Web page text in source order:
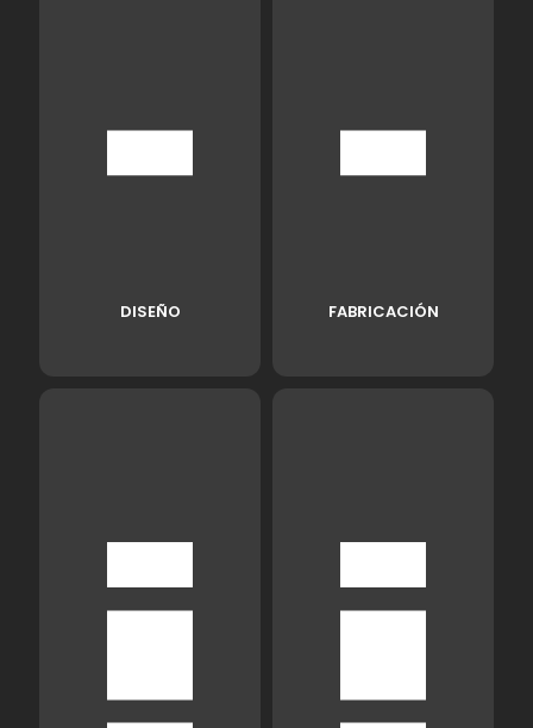
DISEÑO FABRICACIÓN